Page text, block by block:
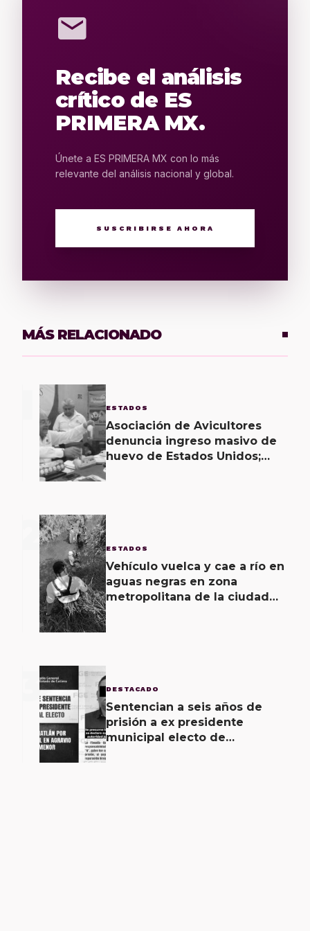
mail
Recibe el análisis
crítico de ES
PRIMERA MX.
Únete a ES PRIMERA MX con lo más
relevante del análisis nacional y global.
SUSCRIBIRSE AHORA
MÁS RELACIONADO
ESTADOS
Asociación de Avicultores
denuncia ingreso masivo de
huevo de Estados Unidos;
2 ESTADOS
Vehículo vuelca y cae a río en
aguas negras en zona
metropolitana de la ciudad
3 DESTACADO
Sentencian a seis años de
prisión a ex presidente
municipal electo de